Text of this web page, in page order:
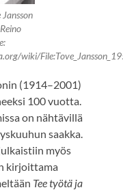
wiki/
(1914–2001)
100 vuotta.
on nähtävillä
saakka.
myös
kirjoittama
Tee työtä ja